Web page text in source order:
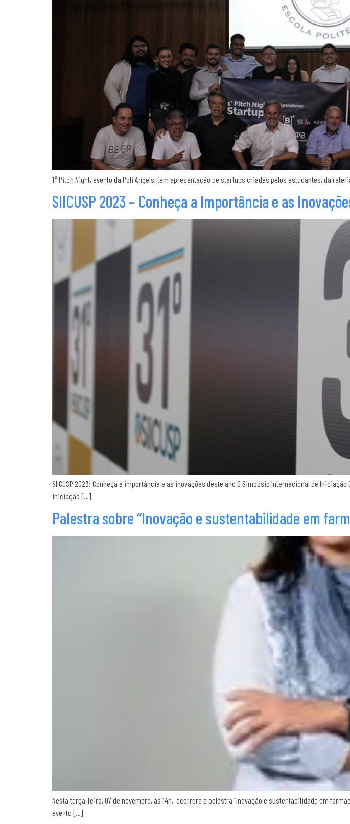
1° Pitch Night, evento da Poli Angels, tem apresentação de startups criadas pelos estudantes, da
SIICUSP 2023 – Conheça a Importância e as
SIICUSP 2023: Conheça a importância e as inovações deste ano O Simpósio Internacional de
iniciação […]
Palestra sobre “Inovação e sustentabilidade em
Nesta terça-feira, 07 de novembro, às 14h, ocorrerá a palestra “Inovação e sustentabilidade em
evento […]